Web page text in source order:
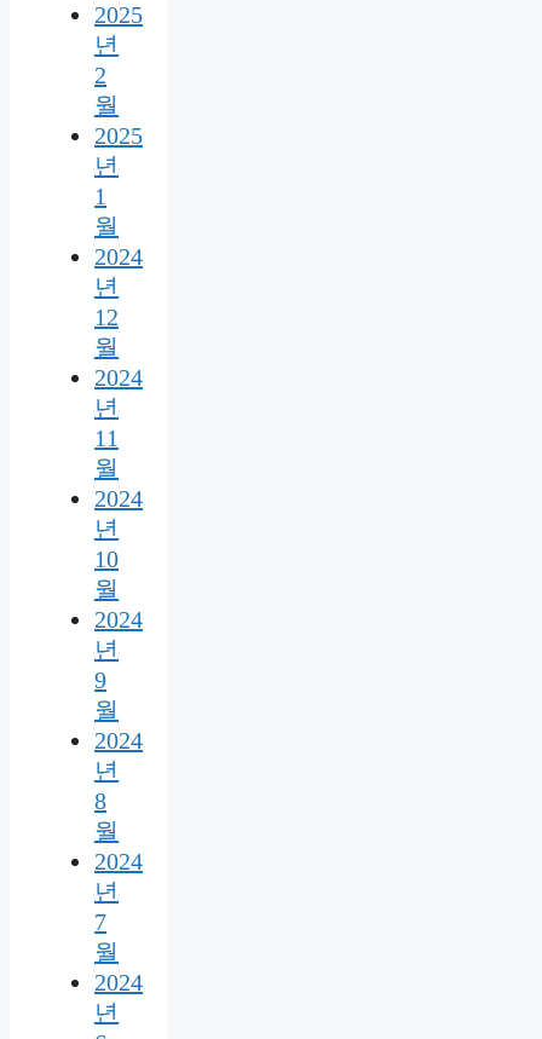
2025
년
2
월
2025
년
1
월
2024
년
12
월
2024
년
11
월
2024
년
10
월
2024
년
9
월
2024
년
8
월
2024
년
7
월
2024
년